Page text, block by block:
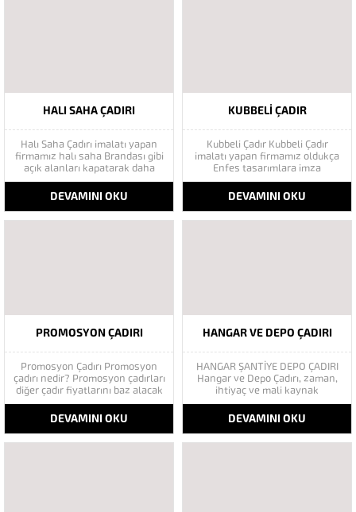
HALI SAHA ÇADIRI
Halı Saha Çadırı imalatı yapan
firmamız halı saha Brandası gibi
açık alanları kapatarak daha
kullanışlı ve korunaklı bir alan
haline getirmektedir. Halı saha
brandası ve halı saha branda
değişimi hizmetleri veren
DEVAMINI OKU
KUBBELI ÇADIR
Kubbeli Çadır Kubbeli Çadır
imalatı yapan firmamız oldukça
Enfes tasarımlara imza
atmaktadır. Her zaman müşteri
isteklerini ön plan da tutarak
branda hizmeti veren firmamız
müşteri memnuniyetini
DEVAMINI OKU
PROMOSYON ÇADIRI
Promosyon Çadırı Promosyon
çadırı nedir? Promosyon çadırları
diğer çadır fiyatlarını baz alacak
olursanız oldukça uygun
fiyatlıdır. Bu çadır sistemlerinde,
hafif konstrüksiyon ve hafif
brandaları kullanarak üretimini
DEVAMINI OKU
HANGAR VE DEPO ÇADIRI
HANGAR ŞANTİYE DEPO ÇADIRI
Hangar ve Depo Çadırı, zaman,
ihtiyaç ve mali kaynak
üçgeninde maksimum faydayı
sağlamak amacıyla tasarlanmış
yapılardır. Şantiye çadırları,
şantiyelerin zorlu çalışma
DEVAMINI OKU